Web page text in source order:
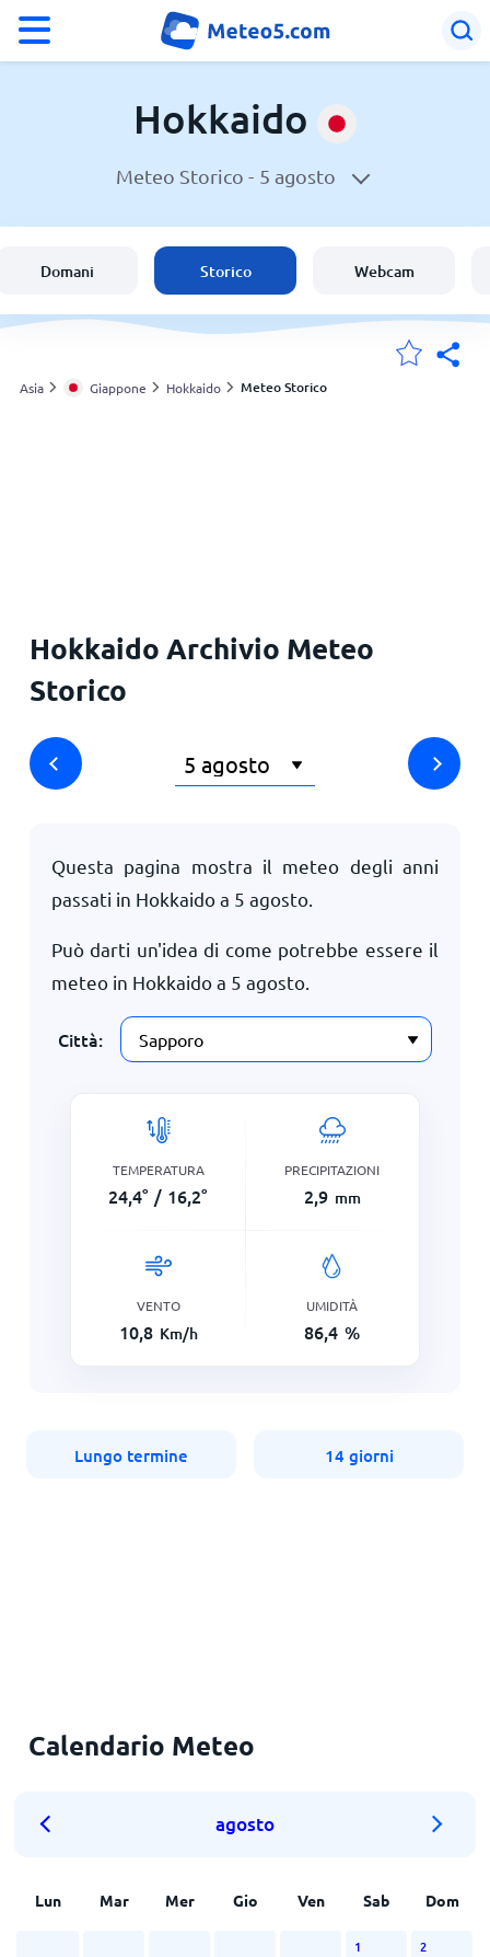
Meteo in Hokkaido
Italia
Svizzera
Hokkaido
Meteo Storico - 5 agosto
Domani Storico Webcam
Asia Giappone Hokkaido Meteo Storico
Hokkaido Archivio Meteo
Storico
Questa pagina mostra il meteo degli anni
passati in Hokkaido a 5 agosto.
Può darti un'idea di come potrebbe essere il
meteo in Hokkaido a 5 agosto.
Città:
TEMPERATURA
24,4° / 16,2°
PRECIPITAZIONI
2,9 mm
VENTO
10,8 Km/h
UMIDITÀ
86,4 %
Lungo termine 14 giorni
Calendario Meteo
agosto
Lun Mar Mer Gio Ven Sab Dom
1 2